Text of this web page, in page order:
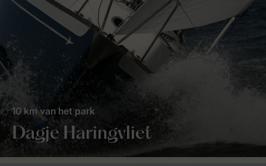
Dagje Haringvliet
10 km van het park